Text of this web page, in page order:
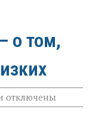
о том,
к
записи
отключены